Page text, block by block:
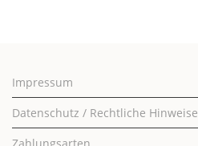
Impressum
Datenschutz / Rechtliche Hinweise